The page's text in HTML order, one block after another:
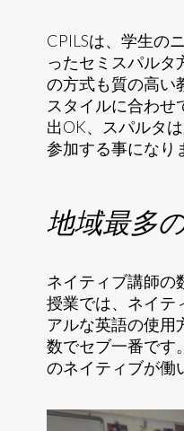
CPILSは、学生の
ったセミスパルタ
の方式も質の高い
スタイルに合わせ
出OK、スパルタ
参加する事になり
地域最多
ネイティブ講師の
授業では、ネイテ
アルな英語の使用
数でセブ一番です
のネイティブが働